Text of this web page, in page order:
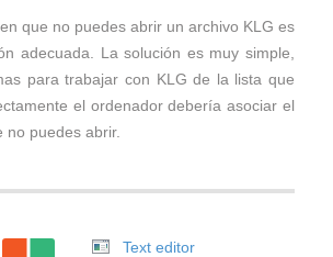
que no puedes abrir un archivo KLG es
adecuada. La solución es muy simple,
para trabajar con KLG de la lista que
el ordenador debería asociar el
puedes abrir.
Text editor